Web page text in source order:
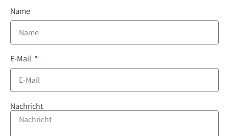
Name
E-Mail
Nachricht